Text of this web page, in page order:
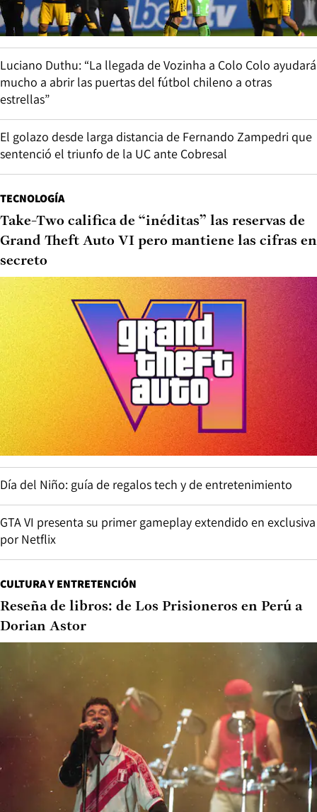
Luciano Duthu: “La llegada de Vozinha a Colo Colo ayudará
mucho a abrir las puertas del fútbol chileno a otras
estrellas”
El golazo desde larga distancia de Fernando Zampedri que
sentenció el triunfo de la UC ante Cobresal
TECNOLOGÍA
Take-Two califica de “inéditas” las reservas de
Grand Theft Auto VI pero mantiene las cifras en
secreto
Día del Niño: guía de regalos tech y de entretenimiento
GTA VI presenta su primer gameplay extendido en exclusiva
por Netflix
CULTURA Y ENTRETENCIÓN
Reseña de libros: de Los Prisioneros en Perú a
Dorian Astor